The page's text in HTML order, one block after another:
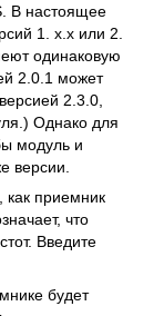
В настоящее
1. x.x или 2.
одинаковую
2.0.1 может
2.3.0,
Однако для
модуль и
версии.
как приемник
что
Введите
будет